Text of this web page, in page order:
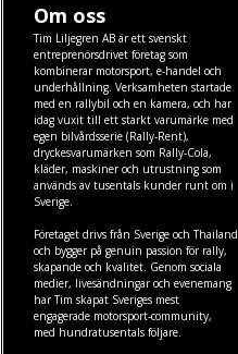
Om oss
Tim Liljegren AB är ett svenskt
entreprenörsdrivet företag som
kombinerar motorsport, e-handel och
underhållning. Verksamheten startade
med en rallybil och en kamera, och har
idag vuxit till ett starkt varumärke med
egen bilvårdsserie (Rally-Rent),
dryckesvarumärken som Rally-Cola,
kläder, maskineroch utrustning som
används av tusentals kunder runt om i
Sverige.
Företaget drivs från Sverige och Thailand
och bygger på genuin passion för rally,
skapande och kvalitet. Genom sociala
medier, livesändningar och evenemang
har Tim skapat Sveriges mest
engagerade motorsport-community,
med hundratusentals följare.